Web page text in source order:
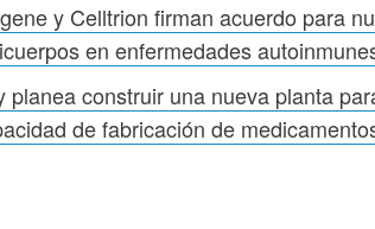
y Celltrion firman acuerdo para
en enfermedades
planea construir una nueva planta
de fabricación de